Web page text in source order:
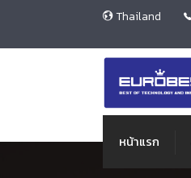
Thailand
หน้าแรก